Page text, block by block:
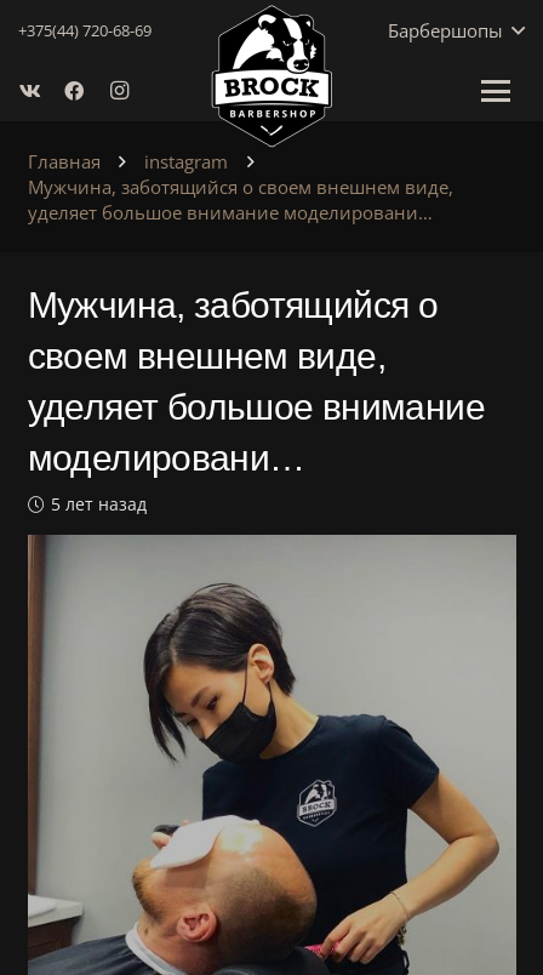
+375(44) 720-68-69 Барбершопы
Главная
instagram
Мужчина, заботящийся о своем внешнем виде,
уделяет большое внимание моделировани…
Мужчина, заботящийся о
своем внешнем виде,
уделяет большое внимание
моделировани…
5 лет назад